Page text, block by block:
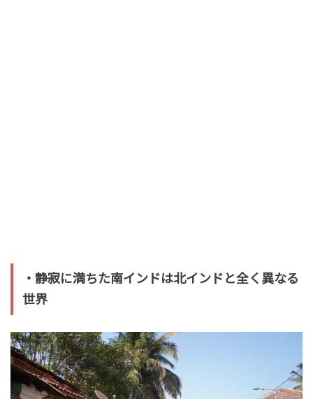
・静寂に満ちた南インドは北インドと全く異なる
世界